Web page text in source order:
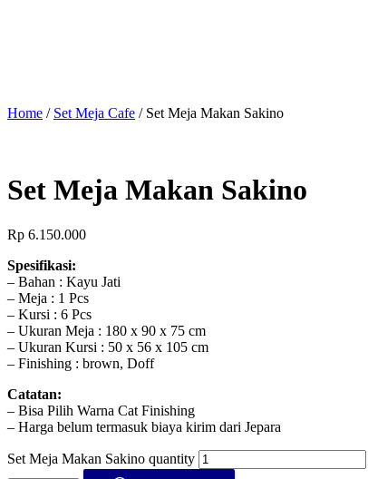
Home / Set Meja Cafe / Set Meja Makan Sakino
Set Meja Makan Sakino
Rp 6.150.000
Spesifikasi:
– Bahan : Kayu Jati
– Meja : 1 Pcs
– Kursi : 6 Pcs
– Ukuran Meja : 180 x 90 x 75 cm
– Ukuran Kursi : 50 x 56 x 105 cm
– Finishing : brown, Doff
Catatan:
– Bisa Pilih Warna Cat Finishing
– Harga belum termasuk biaya kirim dari Jepara
Set Meja Makan Sakino quantity